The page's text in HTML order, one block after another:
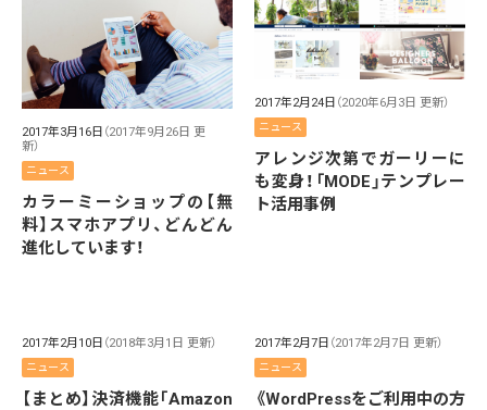
2017年3月16日 （2017年9月26日 更
新）
ニュース
カラーミーショップの【無
料】スマホアプリ、どんどん
進化しています！
2017年2月24日 （2020年6月3日 更新）
ニュース
アレンジ次第でガーリーに
も変身！「MODE」テンプレー
ト活用事例
2017年2月10日 （2018年3月1日 更新）
ニュース
【まとめ】決済機能「Amazon
2017年2月7日 （2017年2月7日 更新）
ニュース
《WordPressをご利用中の方